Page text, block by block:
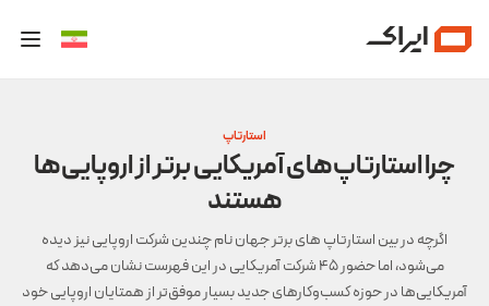
استارتاپ
چرا استارتاپ‌های آمریکایی برتر از اروپایی‌ها
هستند
اگرچه در بین استارتاپ های برتر جهان نام چندین شرکت اروپایی نیز دیده
می‌شود، اما حضور 45 شرکت آمریکایی در این فهرست نشان می‌دهد که
آمریکایی‌ها در حوزه کسب‌وکارهای جدید بسیار موفق‌تر از همتایان اروپایی خود